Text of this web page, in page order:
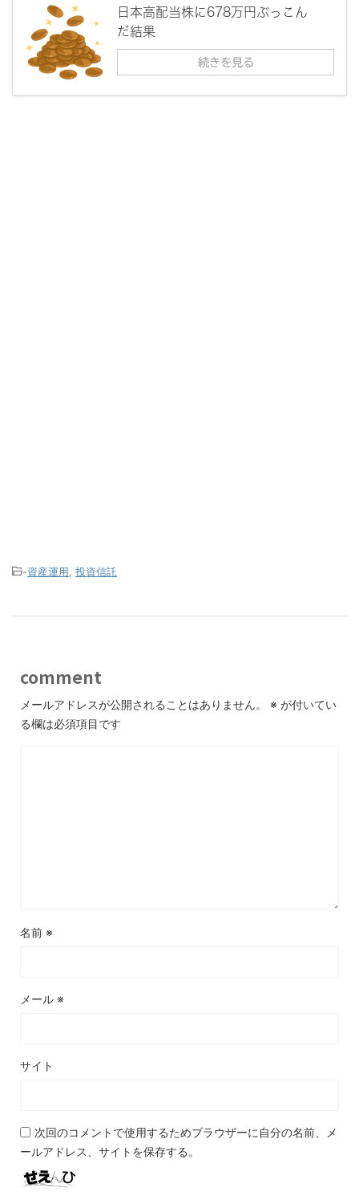
日本高配当株に678万円ぶっこん
だ結果
続きを見る
-資産運用 投資信託
comment
メールアドレスが公開されることはありません。 ※ が付いてい
る欄は必須項目です
名前 ※
メール ※
サイト
次回のコメントで使用するためブラウザーに自分の名前、メ
ールアドレス、サイトを保存する。